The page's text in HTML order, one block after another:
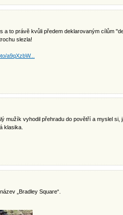
a to právě kvůli předem deklarovaným cílům
slezla!
a9qXzbW...
mužík vyhodil přehradu do povětří a myslel si,
klasika.
„Bradley Square“.